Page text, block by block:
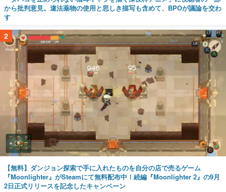
から批判意見。違法薬物の使用と思しき描写も含めて、BPOが議論を交わ
す
2
【無料】ダンジョン探索で手に入れたものを自分の店で売るゲーム
『Moonlighter』がSteamにて無料配布中！続編『Moonlighter 2』の9月
2日正式リリースを記念したキャンペーン